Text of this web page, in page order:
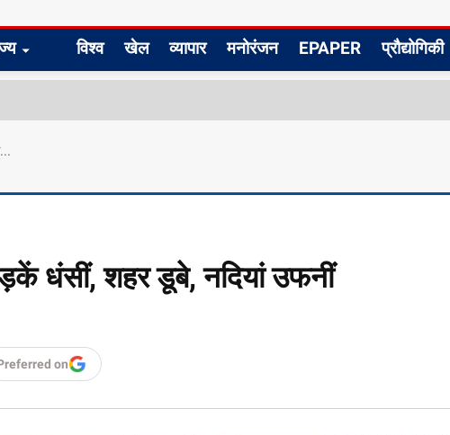
विश्व खेल व्यापार मनोरंजन EPAPER प्रौद्योगिकी
धंसीं, शहर डूबे, नदियां उफनीं
on